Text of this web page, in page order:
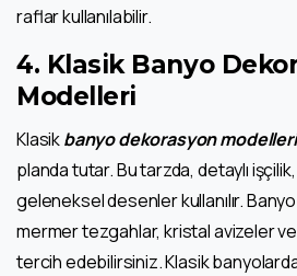
raflar kullanılabilir.
4. Klasik Banyo
Modelleri
Klasikbanyo dekorasyon modelleri
planda tutar. Bu tarzda, detaylı
geleneksel desenler kullanılır. Banyo
mermer tezgahlar, kristal avizeler
tercih edebilirsiniz. Klasik